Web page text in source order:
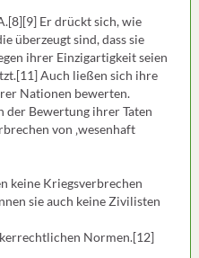
Er drückt sich, wie
überzeugt sind, dass sie
ihrer Einzigartigkeit seien
Auch ließen sich ihre
Nationen bewerten.
der Bewertung ihrer Taten
von ‚wesenhaft
keine Kriegsverbrechen
sie auch keine Zivilisten
Normen.[12]